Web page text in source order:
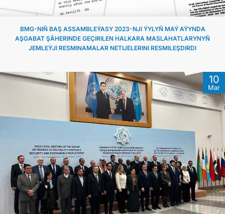
BMG-NIŇ BAŞ ASSAMBLEÝASY 2023-NJI ÝYLYŇ MAÝ AÝYNDA
AŞGABAT ŞÄHERINDE GEÇIRILEN HALKARA MASLAHATLARYNYŇ
JEMLEÝJI RESMINAMALAR NETIJELERINI RESMILEŞDIRDI
10
Mar